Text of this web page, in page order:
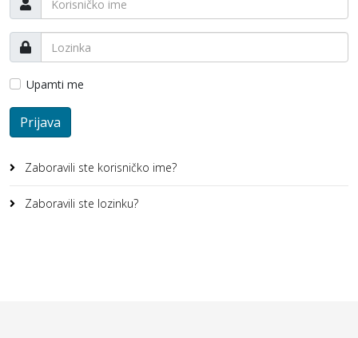
Upamti me
Prijava
Zaboravili ste korisničko ime?
Zaboravili ste lozinku?